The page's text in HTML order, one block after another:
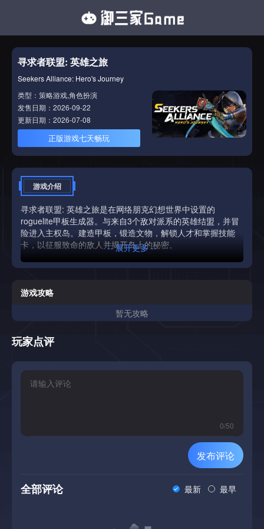
寻求者联盟: 英雄之旅
Seekers Alliance: Hero's Journey
类型：策略游戏,角色扮演
发售日期：2026-09-22
更新日期：2026-07-08
正版游戏七天畅玩
游戏介绍
寻求者联盟: 英雄之旅是在网络朋克幻想世界中设置的
roguelite甲板生成器。与来自3个敌对派系的英雄结盟，并冒
险进入主权岛。建造甲板，锻造文物，解锁人才和掌握技能
卡，以征服致命的敌人并揭开岛上的秘密。
-- 展开更多 --
游戏攻略
暂无攻略
玩家点评
0/50
发布评论
全部评论 最新 最早